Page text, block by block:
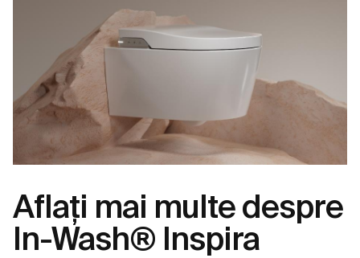
Aflați mai multe despre
In-Wash® Inspira